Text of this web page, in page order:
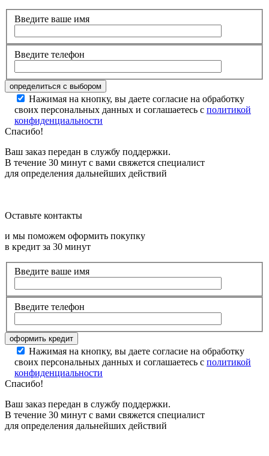
Введите ваше имя
Введите телефон
Нажимая на кнопку, вы даете согласие на обработку
своих персональных данных и соглашаетесь с политикой
конфиденциальности
Спасибо!
Ваш заказ передан в службу поддержки.
В течение 30 минут с вами свяжется специалист
для определения дальнейших действий
Оставьте контакты
и мы поможем оформить покупку
в кредит за 30 минут
Введите ваше имя
Введите телефон
Нажимая на кнопку, вы даете согласие на обработку
своих персональных данных и соглашаетесь с политикой
конфиденциальности
Спасибо!
Ваш заказ передан в службу поддержки.
В течение 30 минут с вами свяжется специалист
для определения дальнейших действий